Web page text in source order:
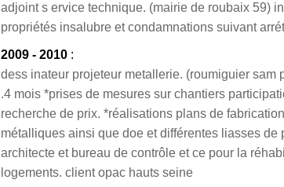
adjoint s ervice technique. (mairie de roubaix 59)
propriétés insalubre et condamnations suivant
2009 - 2010 :
dess inateur projeteur metallerie. (roumiguier sam
.4 mois *prises de mesures sur chantiers
recherche de prix. *réalisations plans de
métalliques ainsi que doe et différentes liasses de
architecte et bureau de contrôle et ce pour la
logements. client opac hauts seine